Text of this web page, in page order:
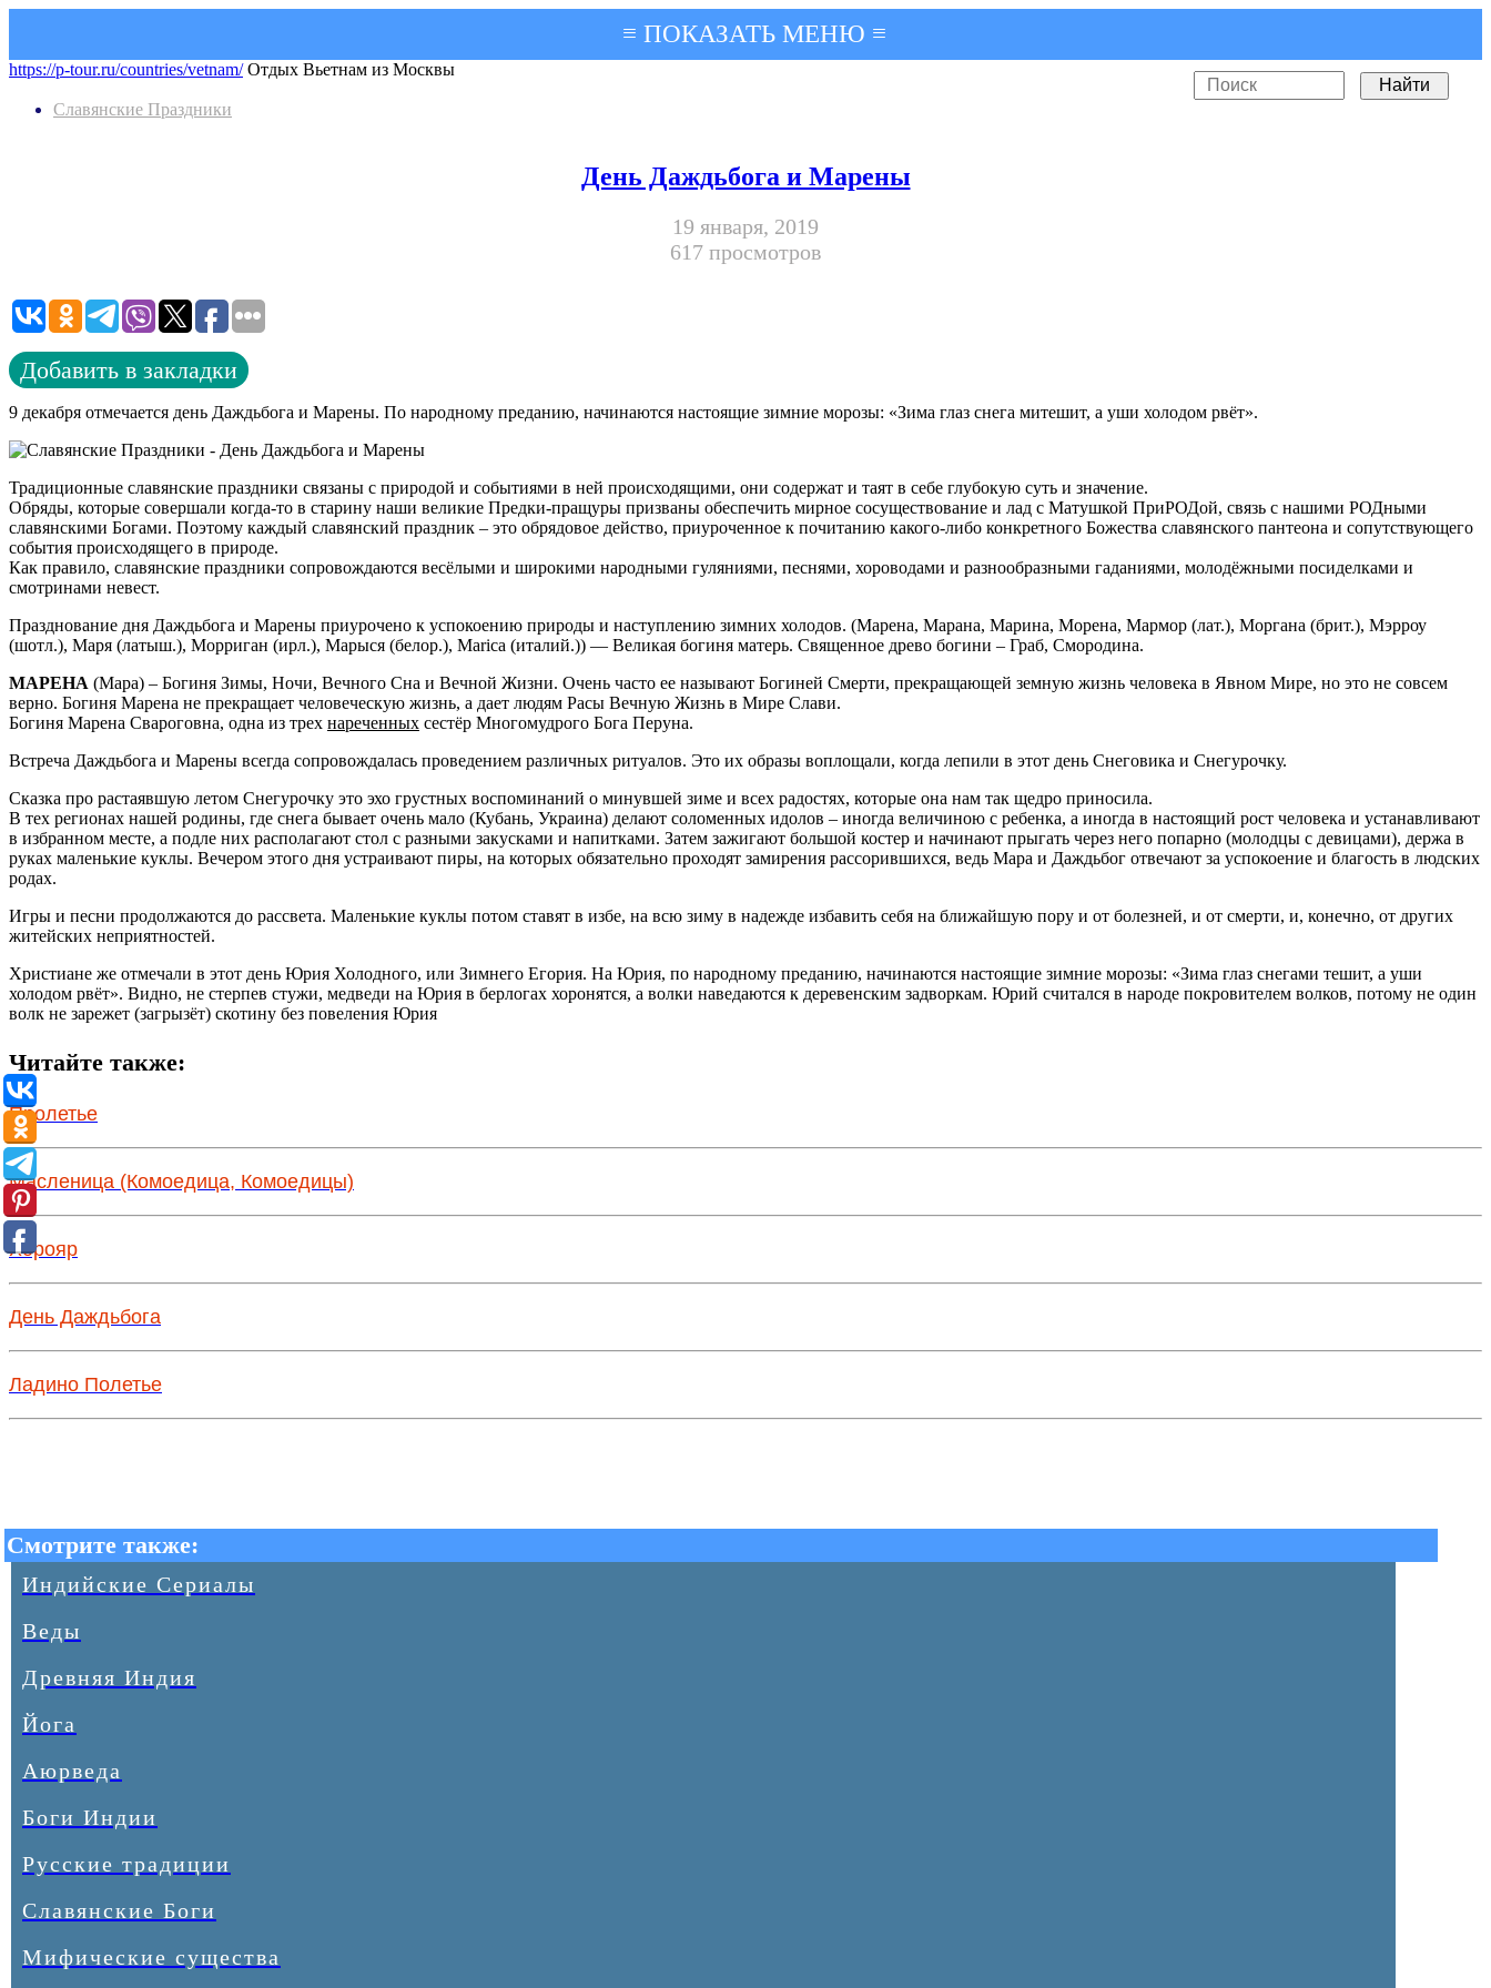
≡ ПОКАЗАТЬ МЕНЮ ≡
https://p-tour.ru/countries/vetnam/Отдых Вьетнам из Москвы
Славянские Праздники
День Даждьбога и Марены
19 января, 2019
617 просмотров
Добавить в закладки
9 декабря отмечается день Даждьбога и Марены. По народному преданию, начинаются настоящие зимние морозы: «Зима глаз снега митешит, а уши холодом рвёт».
Традиционные славянские праздники связаны с природой и событиями в ней происходящими, они содержат и таят в себе глубокую суть и значение.
Обряды, которые совершали когда-то в старину наши великие Предки-пращуры призваны обеспечить мирное сосуществование и лад с Матушкой ПриРОДой, связь с нашими РОДными
славянскими Богами. Поэтому каждый славянский праздник – это обрядовое действо, приуроченное к почитанию какого-либо конкретного Божества славянского пантеона и сопутствующего
события происходящего в природе.
Как правило, славянские праздники сопровождаются весёлыми и широкими народными гуляниями, песнями, хороводами и разнообразными гаданиями, молодёжными посиделками и
смотринами невест.
Празднование дня Даждьбога и Марены приурочено к успокоению природы и наступлению зимних холодов. (Марена, Марана, Марина, Морена, Мармор (лат.), Моргана (брит.), Мэрроу
(шотл.), Маря (латыш.), Морриган (ирл.), Марыся (белор.), Marica (италий.)) — Великая богиня матерь. Священное древо богини – Граб, Смородина.
МАРЕНА (Мара) – Богиня Зимы, Ночи, Вечного Сна и Вечной Жизни. Очень часто ее называют Богиней Смерти, прекращающей земную жизнь человека в Явном Мире, но это не совсем
верно. Богиня Марена не прекращает человеческую жизнь, а дает людям Расы Вечную Жизнь в Мире Слави.
Богиня Марена Свароговна, одна из трех нареченных сестёр Многомудрого Бога Перуна.
Встреча Даждьбога и Марены всегда сопровождалась проведением различных ритуалов. Это их образы воплощали, когда лепили в этот день Снеговика и Снегурочку.
Сказка про растаявшую летом Снегурочку это эхо грустных воспоминаний о минувшей зиме и всех радостях, которые она нам так щедро приносила.
В тех регионах нашей родины, где снега бывает очень мало (Кубань, Украина) делают соломенных идолов – иногда величиною с ребенка, а иногда в настоящий рост человека и устанавливают
в избранном месте, а подле них располагают стол с разными закусками и напитками. Затем зажигают большой костер и начинают прыгать через него попарно (молодцы с девицами), держа в
руках маленькие куклы. Вечером этого дня устраивают пиры, на которых обязательно проходят замирения рассорившихся, ведь Мара и Даждьбог отвечают за успокоение и благость в людских
родах.
Игры и песни продолжаются до рассвета. Маленькие куклы потом ставят в избе, на всю зиму в надежде избавить себя на ближайшую пору и от болезней, и от смерти, и, конечно, от других
житейских неприятностей.
Христиане же отмечали в этот день Юрия Холодного, или Зимнего Егория. На Юрия, по народному преданию, начинаются настоящие зимние морозы: «Зима глаз снегами тешит, а уши
холодом рвёт». Видно, не стерпев стужи, медведи на Юрия в берлогах хоронятся, а волки наведаются к деревенским задворкам. Юрий считался в народе покровителем волков, потому не один
волк не зарежет (загрызёт) скотину без повеления Юрия
Читайте также:
Пролетье
Масленица (Комоедица, Комоедицы)
Хорояр
День Даждьбога
Ладино Полетье
Смотрите также:
Индийские Сериалы
Веды
Древняя Индия
Йога
Аюрведа
Боги Индии
Русские традиции
Славянские Боги
Мифические существа